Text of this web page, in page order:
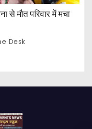
से मौत परिवार में मचा
Desk